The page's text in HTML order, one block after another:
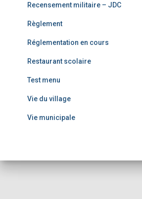
Recensement militaire – JDC
Règlement
Réglementation en cours
Restaurant scolaire
Test menu
Vie du village
Vie municipale